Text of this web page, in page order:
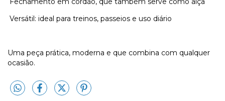
Versátil: ideal para treinos, passeios e uso diário
Uma peça prática, moderna e que combina com qualquer
ocasião.